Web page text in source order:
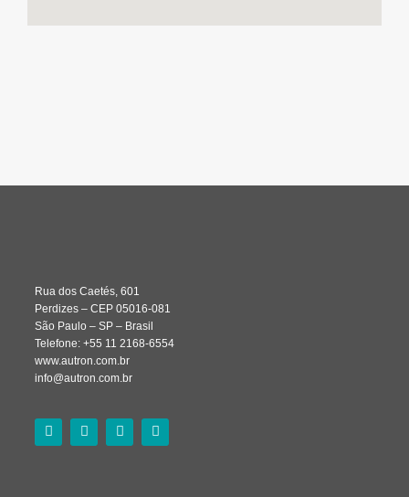
Rua dos Caetés, 601
Perdizes – CEP 05016-081
São Paulo – SP – Brasil
Telefone: +55 11 2168-6554
www.autron.com.br
info@autron.com.br